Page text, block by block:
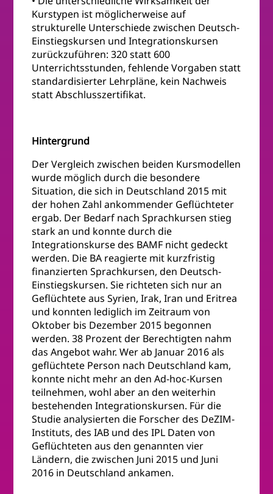
Kurstypen ist möglicherweise auf
strukturelle Unterschiede zwischen Deutsch-
Einstiegskursen und Integrationskursen
zurückzuführen: 320 statt 600
Unterrichtsstunden, fehlende Vorgaben statt
standardisierter Lehrpläne, kein Nachweis
statt Abschlusszertifikat.
Hintergrund
Der Vergleich zwischen beiden Kursmodellen
wurde möglich durch die besondere
Situation, die sich in Deutschland 2015 mit
der hohen Zahl ankommender Geflüchteter
ergab. Der Bedarf nach Sprachkursen stieg
stark an und konnte durch die
Integrationskurse des BAMF nicht gedeckt
werden. Die BA reagierte mit kurzfristig
finanzierten Sprachkursen, den Deutsch-
Einstiegskursen. Sie richteten sich nur an
Geflüchtete aus Syrien, Irak, Iran und Eritrea
und konnten lediglich im Zeitraum von
Oktober bis Dezember 2015 begonnen
werden. 38 Prozent der Berechtigten nahm
das Angebot wahr. Wer ab Januar 2016 als
geflüchtete Person nach Deutschland kam,
konnte nicht mehr an den Ad-hoc-Kursen
teilnehmen, wohl aber an den weiterhin
bestehenden Integrationskursen. Für die
Studie analysierten die Forscher des DeZIM-
Instituts, des IAB und des IPL Daten von
Geflüchteten aus den genannten vier
Ländern, die zwischen Juni 2015 und Juni
2016 in Deutschland ankamen.